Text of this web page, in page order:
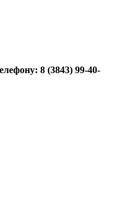
8 (3843) 99-40-